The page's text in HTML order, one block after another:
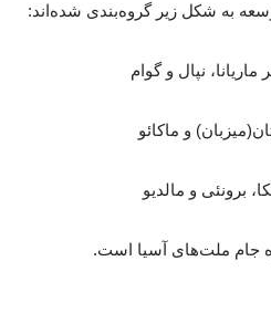
به شکل زیر گروه‌بندی شده‌اند:
جام ملت‌های آسیا است.